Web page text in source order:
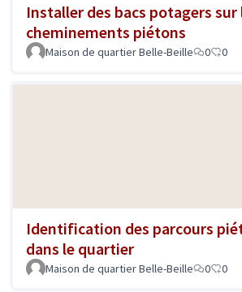
Installer des bacs potagers sur
cheminements piétons
Maison de quartier Belle-Beille 0 0
Identification des parcours
dans le quartier
Maison de quartier Belle-Beille 0 0